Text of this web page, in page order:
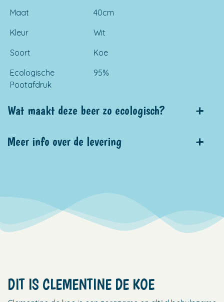
Maat
40cm
Kleur
Wit
Soort
Koe
Ecologische
Pootafdruk
95%
Wat maakt deze beer zo ecologisch?
Meer info over de levering
DIT IS CLEMENTINE DE KOE